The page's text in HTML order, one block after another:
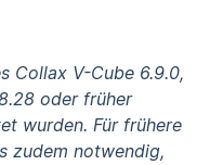
Collax V-Cube 6.9.0,
oder früher
wurden. Für frühere
zudem notwendig,